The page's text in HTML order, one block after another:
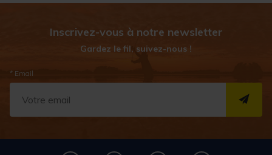
Inscrivez-vous à notre newsletter
Gardez le fil, suivez-nous !
* Email